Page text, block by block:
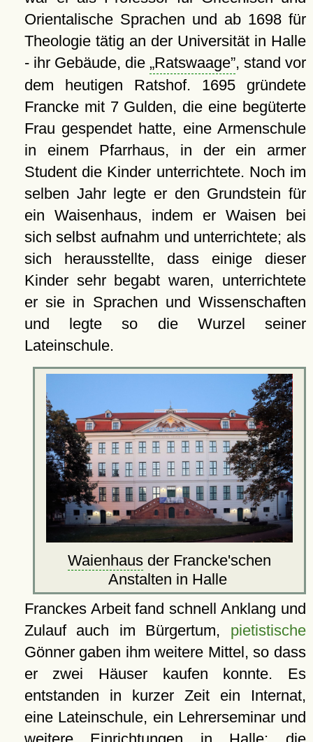
Orientalische Sprachen und ab 1698 für
Theologie tätig an der Universität in Halle
- ihr Gebäude, die Ratswaage , stand vor
dem heutigen Ratshof. 1695 gründete
Francke mit 7 Gulden, die eine begüterte
Frau gespendet hatte, eine Armenschule
in einem Pfarrhaus, in der ein armer
Student die Kinder unterrichtete. Noch im
selben Jahr legte er den Grundstein für
ein Waisenhaus, indem er Waisen bei
sich selbst aufnahm und unterrichtete; als
sich herausstellte, dass einige dieser
Kinder sehr begabt waren, unterrichtete
er sie in Sprachen und Wissenschaften
und legte so die Wurzel seiner
Lateinschule.
Waienhaus der Francke'schen
Anstalten in Halle
Franckes Arbeit fand schnell Anklang und
Zulauf auch im Bürgertum, pietistische
Gönner gaben ihm weitere Mittel, so dass
er zwei Häuser kaufen konnte. Es
entstanden in kurzer Zeit ein Internat,
eine Lateinschule, ein Lehrerseminar und